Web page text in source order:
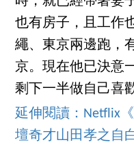
也有房子，且工作
繩、東京兩邊跑，
京。現在他已決意
剩下一半做自己喜
延伸閱讀：Netflix
壇奇才山田孝之自